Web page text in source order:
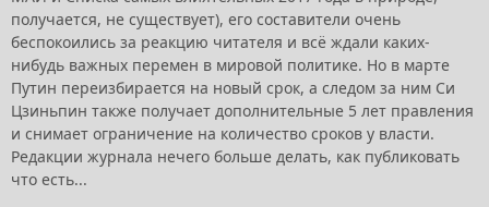
получается, не существует), его составители очень
беспокоились за реакцию читателя и всё ждали каких-
нибудь важных перемен в мировой политике. Но в марте
Путин переизбирается на новый срок, а следом за ним Си
Цзиньпин также получает дополнительные 5 лет правления
и снимает ограничение на количество сроков у власти.
Редакции журнала нечего больше делать, как публиковать
что есть...